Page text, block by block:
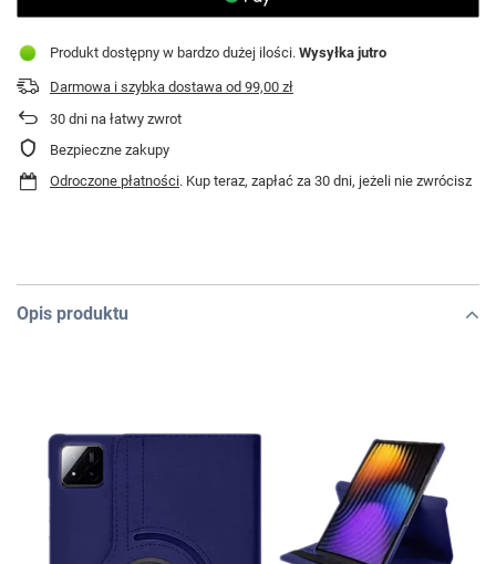
Produkt dostępny w bardzo dużej ilości Wysyłka jutro
Darmowa i szybka dostawa od 99,00 zł
30 dni na łatwy zwrot
Bezpieczne zakupy
Odroczone płatności. Kup teraz, zapłać za 30 dni, jeżeli nie zwrócisz
Opis produktu